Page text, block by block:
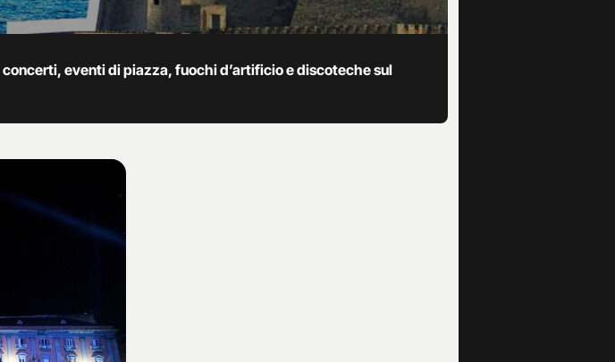
concerti, eventi di piazza, fuochi d’artificio e discoteche sul